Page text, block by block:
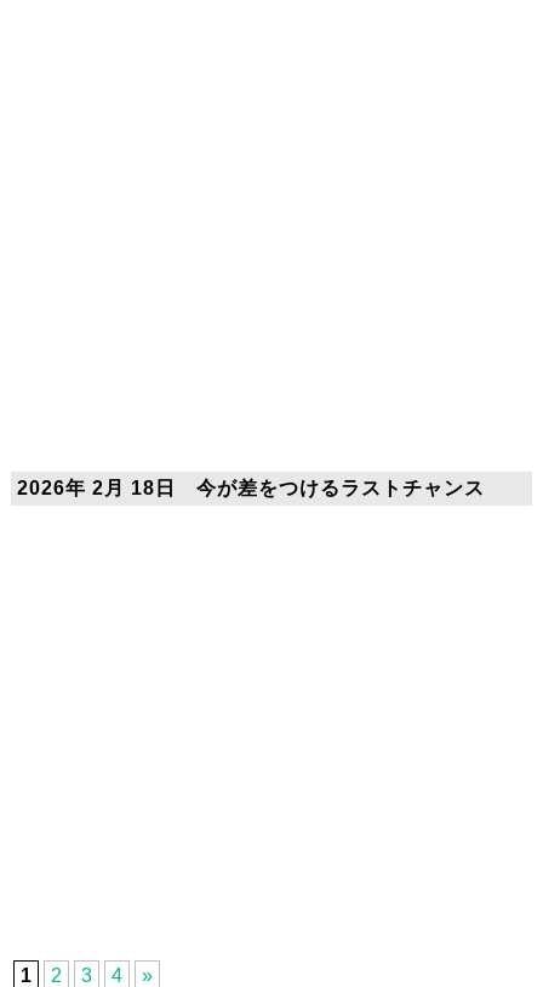
2026年 2月 18日 今が差をつけるラストチャンス
1 2 3 4 »